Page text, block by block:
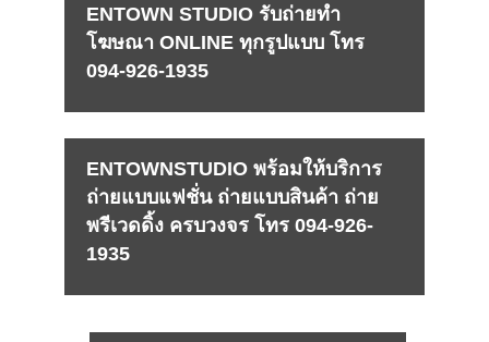
ENTOWN STUDIO รับถ่ายทำ
โฆษณา ONLINE ทุกรูปแบบ โทร
094-926-1935
ENTOWNSTUDIO พร้อมให้บริการ
ถ่ายแบบแฟชั่น ถ่ายแบบสินค้า ถ่าย
พรีเวดดิ้ง ครบวงจร โทร 094-926-
1935